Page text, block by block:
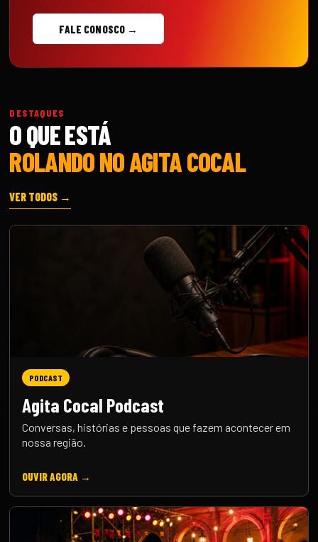
DESTAQUES
O QUE ESTÁ
ROLANDO NO AGITA COCAL
VER TODOS →
PODCAST
Agita Cocal Podcast
Conversas, histórias e pessoas que fazem acontecer em
nossa região.
OUVIR AGORA →
FALE CONOSCO →